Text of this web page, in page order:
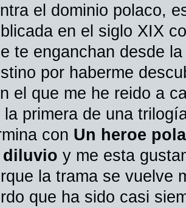
el dominio polaco,
en el siglo XIX
te enganchan desde
por haberme
el que me he reido a
la primera de una
con Un heroe
diluvio y me esta
la trama se vuelve
que ha sido casi